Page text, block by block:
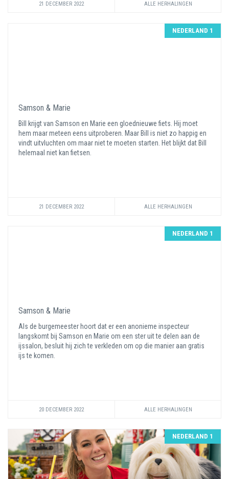
21 DECEMBER 2022 ALLE HERHALINGEN
NEDERLAND 1
Samson & Marie
Bill krijgt van Samson en Marie een gloednieuwe fiets. Hij moet
hem maar meteen eens uitproberen. Maar Bill is niet zo happig en
vindt uitvluchten om maar niet te moeten starten. Het blijkt dat Bill
helemaal niet kan fietsen.
21 DECEMBER 2022 ALLE HERHALINGEN
NEDERLAND 1
Samson & Marie
Als de burgemeester hoort dat er een anonieme inspecteur
langskomt bij Samson en Marie om een ster uit te delen aan de
ijssalon, besluit hij zich te verkleden om op die manier aan gratis
ijs te komen.
20 DECEMBER 2022 ALLE HERHALINGEN
NEDERLAND 1